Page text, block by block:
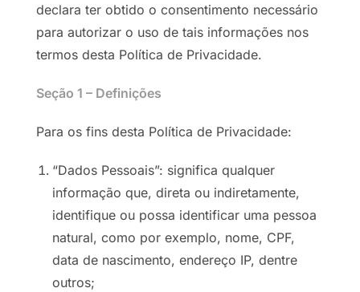
declara ter obtido o consentimento necessário
para autorizar o uso de tais informações nos
termos desta Política de Privacidade.
Seção 1 – Definições
Para os fins desta Política de Privacidade:
“Dados Pessoais”: significa qualquer
informação que, direta ou indiretamente,
identifique ou possa identificar uma pessoa
natural, como por exemplo, nome, CPF,
data de nascimento, endereço IP, dentre
outros;